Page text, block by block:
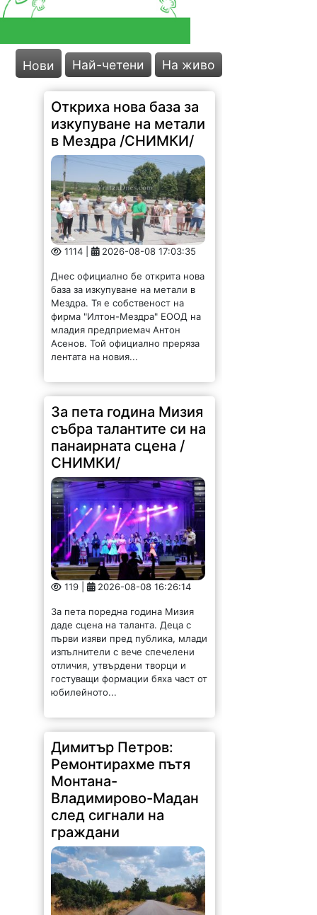
Нови Най-четени На живо
Откриха нова база за
изкупуване на метали
в Мездра /СНИМКИ/
1114 | 2026-08-08 17:03:35
Днес официално бе открита нова
база за изкупуване на метали в
Мездра. Тя е собственост на
фирма "Илтон-Мездра" ЕООД на
младия предприемач Антон
Асенов. Той официално преряза
лентата на новия...
За пета година Мизия
събра талантите си на
панаирната сцена /
СНИМКИ/
119 | 2026-08-08 16:26:14
За пета поредна година Мизия
даде сцена на таланта. Деца с
първи изяви пред публика, млади
изпълнители с вече спечелени
отличия, утвърдени творци и
гостуващи формации бяха част от
юбилейното...
Димитър Петров:
Ремонтирахме пътя
Монтана-
Владимирово-Мадан
след сигнали на
граждани